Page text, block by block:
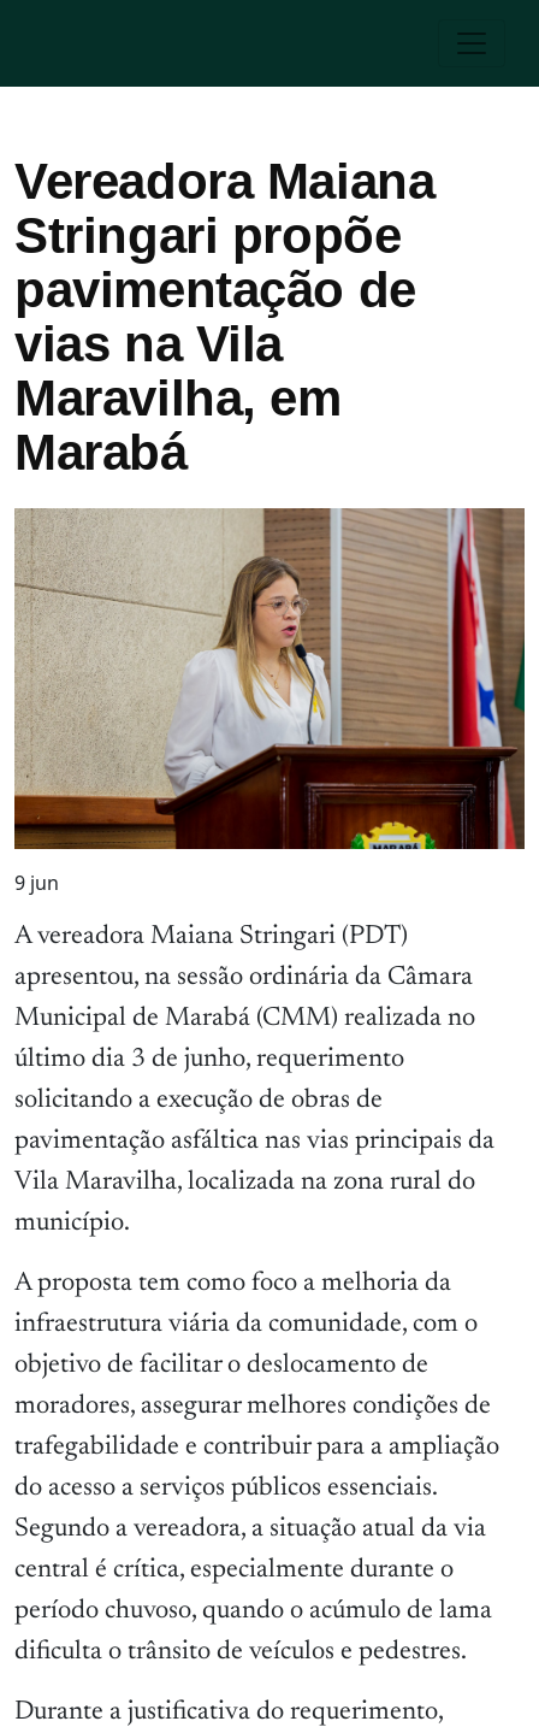
Vereadora Maiana
Stringari propõe
pavimentação de
vias na Vila
Maravilha, em
Marabá
9 jun
A vereadora Maiana Stringari (PDT)
apresentou, na sessão ordinária da Câmara
Municipal de Marabá (CMM) realizada no
último dia 3 de junho, requerimento
solicitando a execução de obras de
pavimentação asfáltica nas vias principais da
Vila Maravilha, localizada na zona rural do
município.
A proposta tem como foco a melhoria da
infraestrutura viária da comunidade, com o
objetivo de facilitar o deslocamento de
moradores, assegurar melhores condições de
trafegabilidade e contribuir para a ampliação
do acesso a serviços públicos essenciais.
Segundo a vereadora, a situação atual da via
central é crítica, especialmente durante o
período chuvoso, quando o acúmulo de lama
dificulta o trânsito de veículos e pedestres.
Durante a justificativa do requerimento,